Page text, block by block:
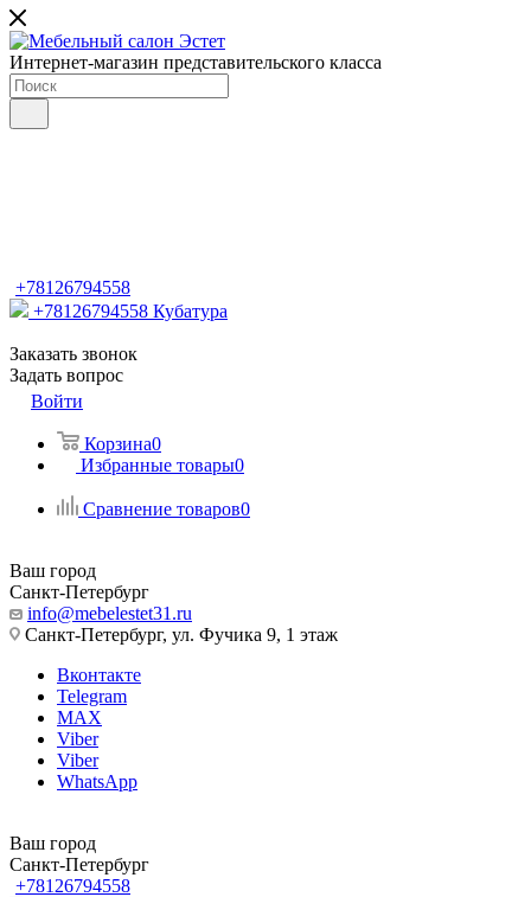
Интернет-магазин представительского класса
+78126794558
+78126794558 Кубатура
Заказать звонок
Задать вопрос
Войти
Корзина0
Избранные товары0
Сравнение товаров0
Ваш город
Санкт-Петербург
info@mebelestet31.ru
Санкт-Петербург, ул. Фучика 9, 1 этаж
Вконтакте
Telegram
MAX
Viber
Viber
WhatsApp
Ваш город
Санкт-Петербург
+78126794558